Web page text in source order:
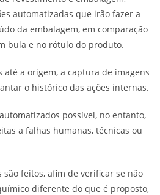
automatizadas que irão fazer a
da embalagem, em comparação
bula e no rótulo do produto.
até a origem, a captura de imagens
o histórico das ações internas.
possível, no entanto,
a falhas humanas, técnicas ou
são feitos, afim de verificar se não
diferente do que é proposto,